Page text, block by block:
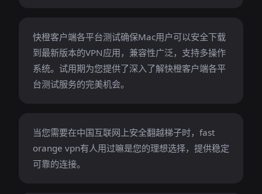
快橙客户端各平台测试确保Mac用户可以安全下载
到最新版本的VPN应用，兼容性广泛，支持多操作
系统。试用期为您提供了深入了解快橙客户端各平
台测试服务的完美机会。
当您需要在中国互联网上安全翻越梯子时，fast
orange vpn有人用过嘛是您的理想选择，提供稳定
可靠的连接。